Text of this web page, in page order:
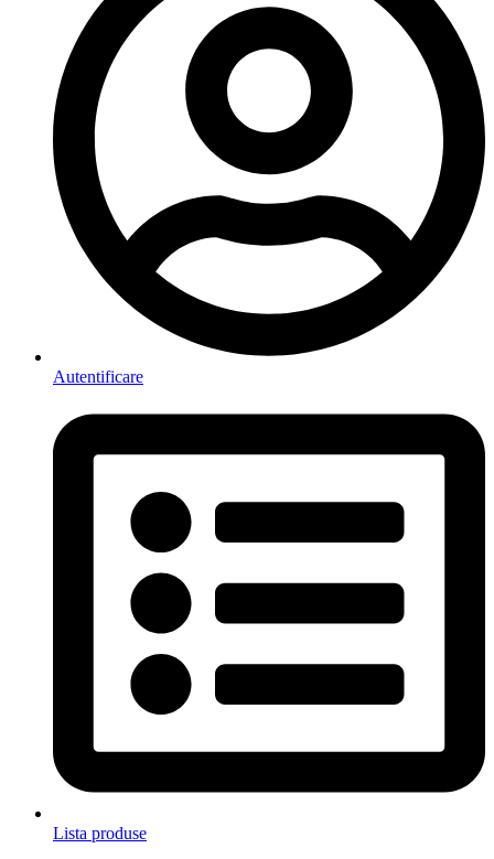
Autentificare
Lista produse